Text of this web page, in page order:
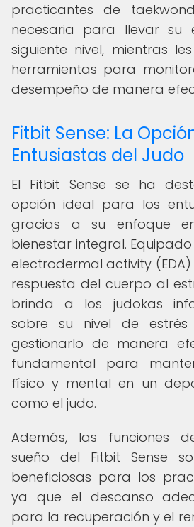
practicantes de
necesaria para llevar su
siguiente nivel, mientras
herramientas para
desempeño de manera
Fitbit Sense: La
Entusiastas del Judo
El Fitbit Sense se ha
opción ideal para los
gracias a su enfoque
bienestar integral.
electrodermal activity
respuesta del cuerpo al
brinda a los judokas
sobre su nivel de
gestionarlo de manera
fundamental para
físico y mental en un
como el judo.
Además, las funciones
sueño del Fitbit Sense
beneficiosas para los
ya que el descanso
para la recuperación y el